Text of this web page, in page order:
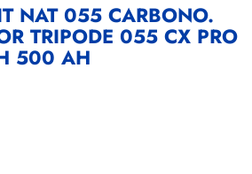
NAT 055 CARBONO.
TRIPODE 055 CX PRO
500 AH